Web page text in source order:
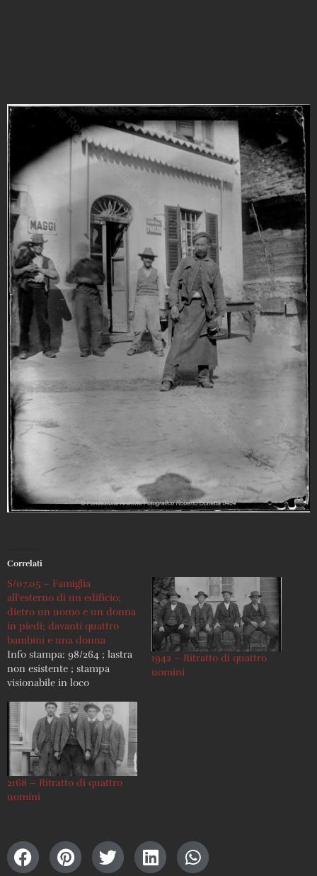
Correlati
S/07.05 – Famiglia
all’esterno di un edificio;
dietro un uomo e un donna
in piedi; davanti quattro
bambini e una donna
Info stampa: 98/264 ; lastra
non esistente ; stampa
visionabile in loco
1942 – Ritratto di quattro
uomini
2168 – Ritratto di quattro
uomini